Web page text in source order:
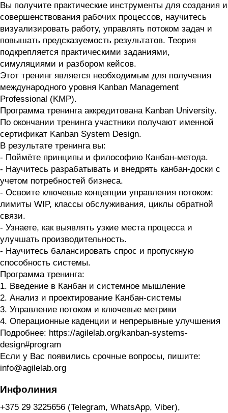
Вы получите практические инструменты для создания и
совершенствования рабочих процессов, научитесь
визуализировать работу, управлять потоком задач и
повышать предсказуемость результатов. Теория
подкрепляется практическими заданиями,
симуляциями и разбором кейсов.
Этот тренинг является необходимым для получения
международного уровня Kanban Management
Professional (KMP).
Программа тренинга аккредитована Kanban University.
По окончании тренинга участники получают именной
сертификат Kanban System Design.
В результате тренинга вы:
- Поймёте принципы и философию Канбан-метода.
- Научитесь разрабатывать и внедрять канбан-доски с
учетом потребностей бизнеса.
- Освоите ключевые концепции управления потоком:
лимиты WIP, классы обслуживания, циклы обратной
связи.
- Узнаете, как выявлять узкие места процесса и
улучшать производительность.
- Научитесь балансировать спрос и пропускную
способность системы.
Программа тренинга:
1. Введение в Канбан и системное мышление
2. Анализ и проектирование Канбан-системы
3. Управление потоком и ключевые метрики
4. Операционные каденции и непрерывные улучшения
Подробнее: https://agilelab.org/kanban-systems-
design#program
Если у Вас появились срочные вопросы, пишите:
info@agilelab.org
Инфолиния
+375 29 3225656 (Telegram, WhatsApp, Viber),